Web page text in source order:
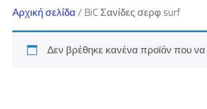
Αρχική σελίδα / BiC Σανίδες σερφ surf
Δεν βρέθηκε κανένα προϊόν που να